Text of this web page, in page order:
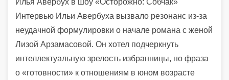
Илья Авербух в шоу «Осторожно: Собчак»
Интервью Ильи Авербуха вызвало резонанс из-за
неудачной формулировки о начале романа с женой
Лизой Арзамасовой. Он хотел подчеркнуть
интеллектуальную зрелость избранницы, но фраза
о «готовности» к отношениям в юном возрасте